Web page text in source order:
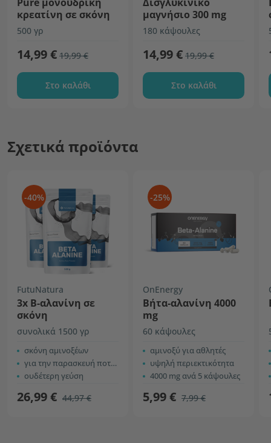
κρεατίνη σε σκόνη
500 γρ
14,99 € 19,99 €
Στο καλάθι
μαγνήσιο 300 mg
180 κάψουλες
14,99 € 19,99 €
Στο καλάθι
Σχετικά προϊόντα
-40%
FutuNatura
3x Β-αλανίνη σε
σκόνη
συνολικά 1500 γρ
σκόνη αμινοξέων
για την παρασκευή ποτού
ουδέτερη γεύση
26,99 € 44,97 €
-25%
OnEnergy
Βήτα-αλανίνη 4000
mg
60 κάψουλες
αμινοξύ για αθλητές
υψηλή περιεκτικότητα
4000 mg ανά 5 κάψουλες
5,99 € 7,99 €